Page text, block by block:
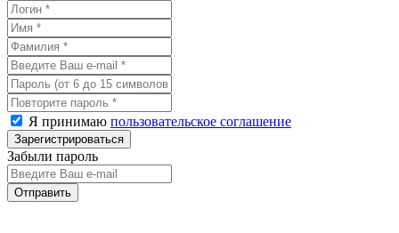
Я принимаю пользовательское соглашение
Забыли пароль